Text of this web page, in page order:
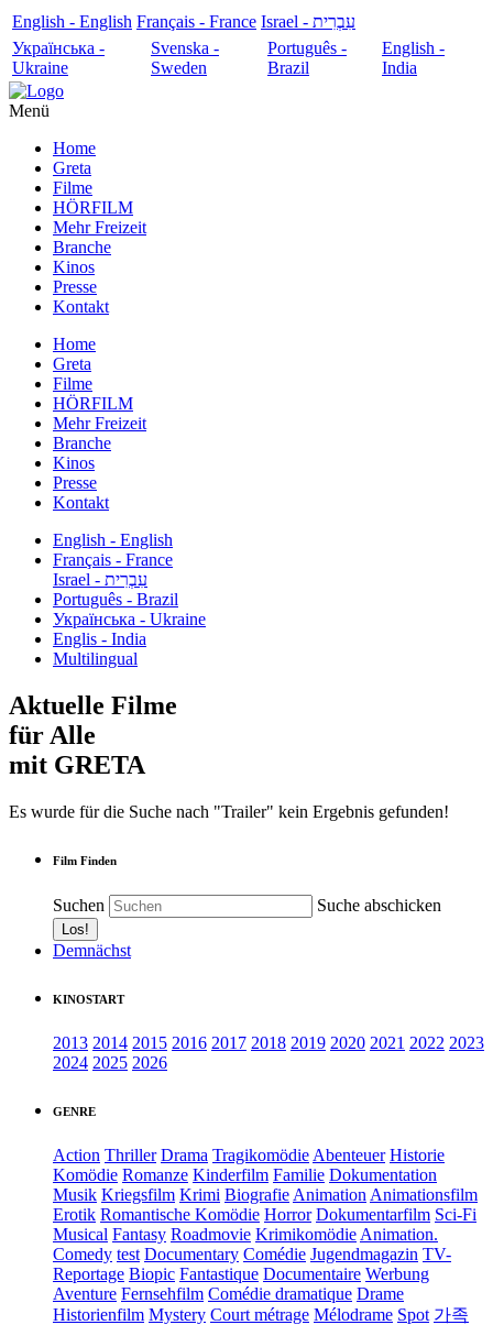
English - English Français - France
עִבְרִית - Israel
Українська -
Ukraine
Svenska -
Sweden
Português -
Brazil
English -
India
Menü
Home
Greta
Filme
HÖRFILM
Mehr Freizeit
Branche
Kinos
Presse
Kontakt
Home
Greta
Filme
HÖRFILM
Mehr Freizeit
Branche
Kinos
Presse
Kontakt
English - English
Français - France
עִבְרִית - Israel
Português - Brazil
Українська - Ukraine
Englis - India
Multilingual
Aktuelle Filme
für Alle
mit GRETA
Es wurde für die Suche nach "Trailer" kein Ergebnis gefunden!
Film Finden
Suchen Suche abschicken
Demnächst
KINOSTART
2013 2014 2015 2016 2017 2018 2019 2020 2021 2022 2023
2024 2025 2026
GENRE
Action Thriller Drama Tragikomödie Abenteuer Historie
Komödie Romanze Kinderfilm Familie Dokumentation
Musik Kriegsfilm Krimi Biografie Animation Animationsfilm
Erotik Romantische Komödie Horror Dokumentarfilm Sci-Fi
Musical Fantasy Roadmovie Krimikomödie Animation.
Comedy test Documentary Comédie Jugendmagazin TV-
Reportage Biopic Fantastique Documentaire Werbung
Aventure Fernsehfilm Comédie dramatique Drame
Historienfilm Mystery Court métrage Mélodrame Spot 가족